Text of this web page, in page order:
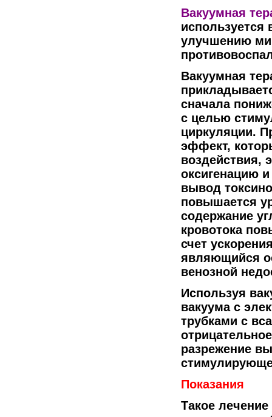
Вакуумная
используется
улучшению
Вакуумная
сначала
с целью
циркуляции.
эффект,
воздействия,
оксигенацию
вывод
повышается
содержание
кровотока
счет
являющийся
венозной
Используя
вакуума с
трубками с
разрежение
Показания
Такое